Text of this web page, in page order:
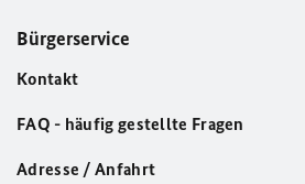
Bürgerservice
Kontakt
FAQ - häufig gestellte Fragen
Adresse / Anfahrt